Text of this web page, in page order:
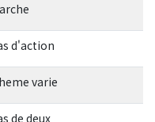
d'action
varie
de deux